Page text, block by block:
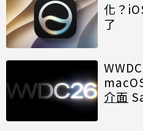
化？
了
介面